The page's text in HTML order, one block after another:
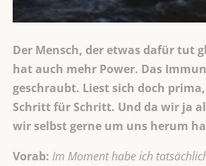
Der Mensch, der etwas dafür tut
hat auch mehr Power. Das
geschraubt. Liest sich doch
Schritt für Schritt. Und da wir ja
wir selbst gerne um uns herum
Vorab: Im Moment habe ich